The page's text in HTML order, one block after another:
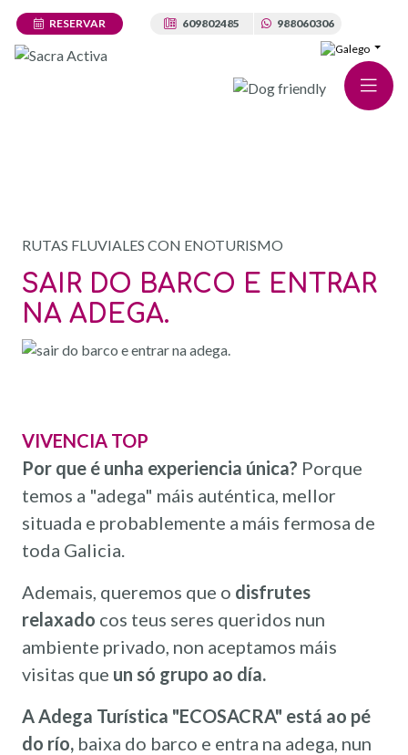
RESERVAR 609802485 988060306
RUTAS FLUVIALES CON ENOTURISMO
SAIR DO BARCO E ENTRAR
NA ADEGA.
VIVENCIA TOP
Por que é unha experiencia única? Porque
temos a "adega" máis auténtica, mellor
situada e probablemente a máis fermosa de
toda Galicia.
Ademais, queremos que o disfrutes
relaxado cos teus seres queridos nun
ambiente privado, non aceptamos máis
visitas que un só grupo ao día.
A Adega Turística "ECOSACRA" está ao pé
do río, baixa do barco e entra na adega, nun